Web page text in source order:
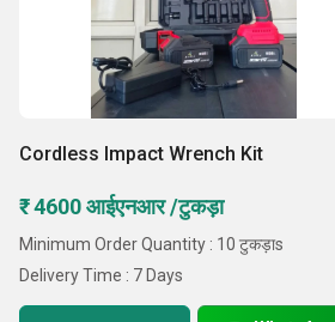
Cordless Impact Wrench Kit
₹ 4600 आईएनआर /टुकड़ा
Minimum Order Quantity : 10 टुकड़ाs
Delivery Time : 7 Days